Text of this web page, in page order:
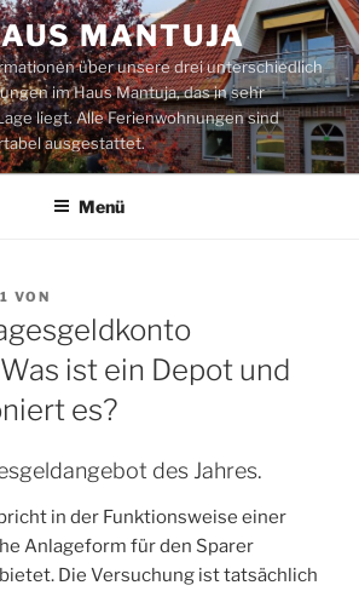
MANTUJA
über unsere drei unterschiedlich
im Haus Mantuja, das in sehr
liegt. Alle Ferienwohnungen sind
ausgestattet.
Menü
VON
ist ein Depot und
es?
des Jahres.
in der Funktionsweise einer
Anlageform für den Sparer
Die Versuchung ist tatsächlich